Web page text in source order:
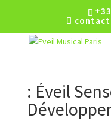
Cours de
: Éveil